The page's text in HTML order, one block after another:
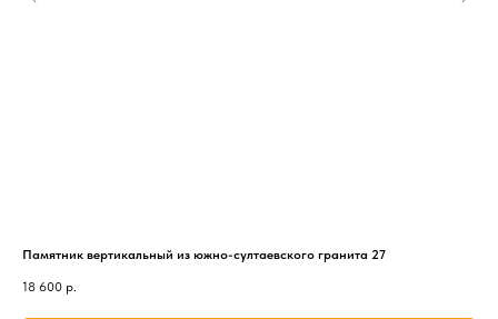
Памятник вертикальный из южно-султаевского гранита 27
18 600 р.